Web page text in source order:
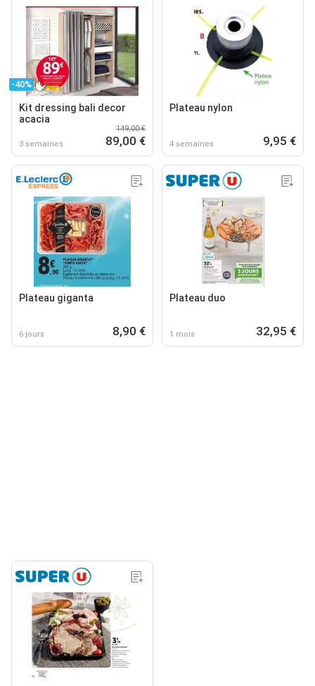
-40%
Kit dressing bali decor
acacia
3 semaines
149,00 €
89,00 €
Plateau nylon
4 semaines 9,95 €
Plateau giganta
6 jours 8,90 €
Plateau duo
1 mois 32,95 €